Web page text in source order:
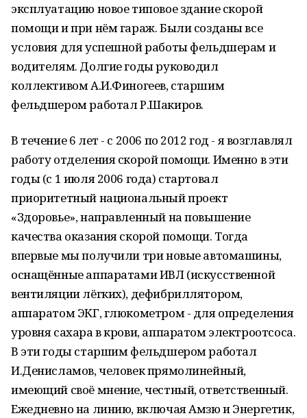
эксплуатацию новое типовое здание скорой
помощи и при нём гараж. Были созданы все
условия для успешной работы фельдшерам и
водителям. Долгие годы руководил
коллективом А.И.Финогеев, старшим
фельдшером работал Р.Шакиров.
В течение 6 лет - с 2006 по 2012 год - я возглавлял
работу отделения скорой помощи. Именно в эти
годы (с 1 июля 2006 года) стартовал
приоритетный национальный проект
«Здоровье», направленный на повышение
качества оказания скорой помощи. Тогда
впервые мы получили три новые автомашины,
оснащённые аппаратами ИВЛ (искусственной
вентиляции лёгких), дефибриллятором,
аппаратом ЭКГ, глюкометром - для определения
уровня сахара в крови, аппаратом электроотсоса.
В эти годы старшим фельдшером работал
И.Денисламов, человек прямолинейный,
имеющий своё мнение, честный, ответственный.
Ежедневно на линию, включая Амзю и Энергетик,